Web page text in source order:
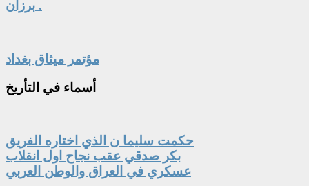
برزان .
مؤتمر ميثاق بغداد
أسماء في التأريخ
حكمت سليما ن الذي اختاره الفريق
بكر صدقي عقب نجاح اول انقلاب
عسكري في العراق والوطن العربي